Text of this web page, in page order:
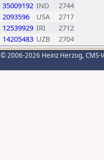
35009192 IND
2744
2093596 USA
2717
12539929 IRI
2712
14205483 UZB 2704
© 2006-2026 Heinz Herzog,